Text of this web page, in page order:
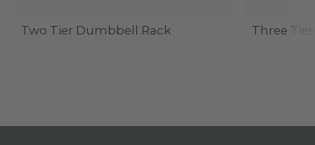
Two Tier Dumbbell Rack Three